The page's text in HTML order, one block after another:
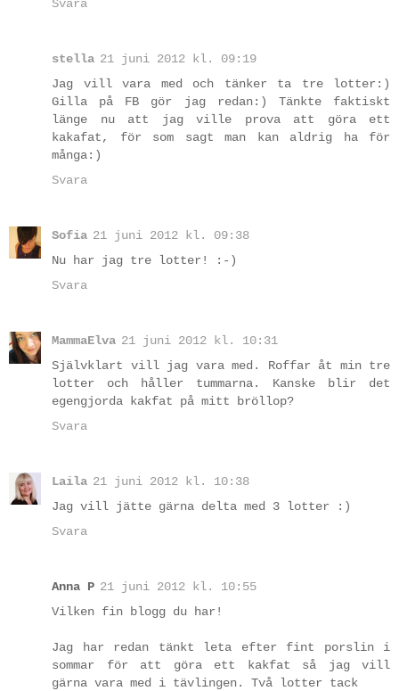
Svara
stella 21 juni 2012 kl. 09:19
Jag vill vara med och tänker ta tre lotter:)
Gilla på FB gör jag redan:) Tänkte faktiskt
länge nu att jag ville prova att göra ett
kakafat, för som sagt man kan aldrig ha för
många:)
Svara
Sofia 21 juni 2012 kl. 09:38
Nu har jag tre lotter! :-)
Svara
MammaElva 21 juni 2012 kl. 10:31
Självklart vill jag vara med. Roffar åt min tre
lotter och håller tummarna. Kanske blir det
egengjorda kakfat på mitt bröllop?
Svara
Laila 21 juni 2012 kl. 10:38
Jag vill jätte gärna delta med 3 lotter :)
Svara
Anna P 21 juni 2012 kl. 10:55
Vilken fin blogg du har!
Jag har redan tänkt leta efter fint porslin i
sommar för att göra ett kakfat så jag vill
gärna vara med i tävlingen. Två lotter tack